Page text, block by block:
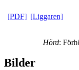
[PDF] [Liggaren]
Hörd:
Bilder